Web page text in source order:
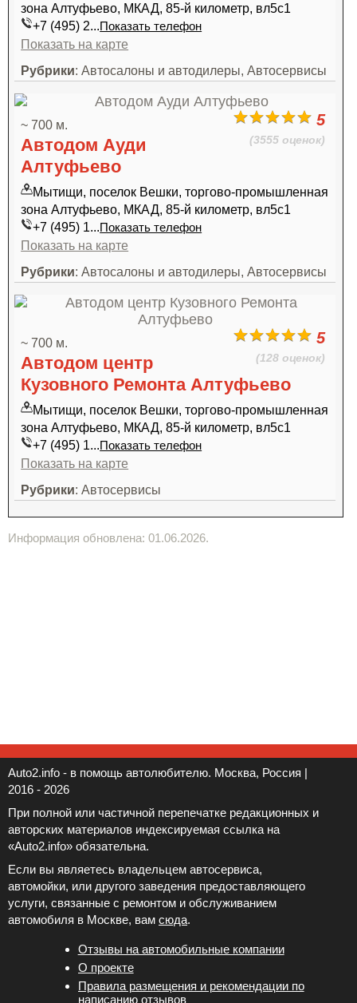
зона Алтуфьево, МКАД, 85-й километр, вл5с1
+7 (495) 2...Показать телефон
Показать на карте
Рубрики: Автосалоны и автодилеры, Автосервисы
5
(3555 оценок)
~ 700 м.
Автодом Ауди
Алтуфьево
Мытищи, поселок Вешки, торгово-промышленная
зона Алтуфьево, МКАД, 85-й километр, вл5с1
+7 (495) 1...Показать телефон
Показать на карте
Рубрики: Автосалоны и автодилеры, Автосервисы
5
(128 оценок)
~ 700 м.
Автодом центр
Кузовного Ремонта Алтуфьево
Мытищи, поселок Вешки, торгово-промышленная
зона Алтуфьево, МКАД, 85-й километр, вл5с1
+7 (495) 1...Показать телефон
Показать на карте
Рубрики: Автосервисы
Информация обновлена: 01.06.2026.
Auto2.info - в помощь автолюбителю. Москва, Россия |
2016 - 2026
При полной или частичной перепечатке редакционных и
авторских материалов индексируемая ссылка на
«Auto2.info» обязательна.
Если вы являетесь владельцем автосервиса,
автомойки, или другого заведения предоставляющего
услуги, связанные с ремонтом и обслуживанием
автомобиля в Москве, вам сюда.
Отзывы на автомобильные компании